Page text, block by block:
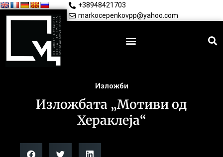
+38948421703
markocepenkovpp@yahoo.com
Изложби
Изложбата „Мотиви од
Хераклеја“